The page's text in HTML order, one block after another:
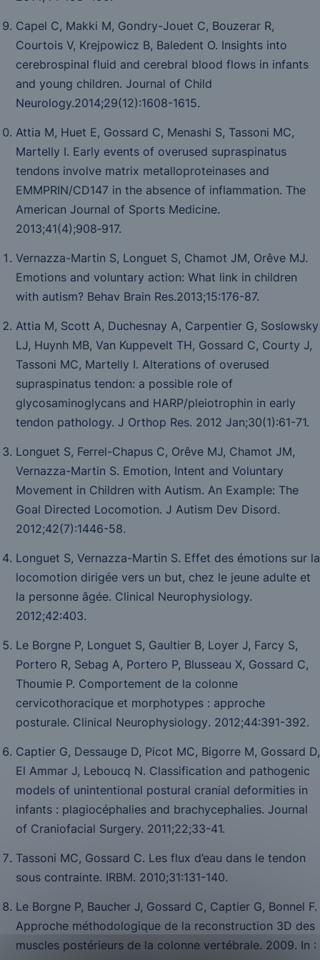
Capel C, Makki M, Gondry-Jouet C, Bouzerar R,
Courtois V, Krejpowicz B, Baledent O. Insights into
cerebrospinal fluid and cerebral blood flows in infants
and young children. Journal of Child
Neurology.2014;29(12):1608-1615.
Attia M, Huet E, Gossard C, Menashi S, Tassoni MC,
Martelly I. Early events of overused supraspinatus
tendons involve matrix metalloproteinases and
EMMPRIN/CD147 in the absence of inflammation. The
American Journal of Sports Medicine.
2013;41(4);908‑917.
Vernazza-Martin S, Longuet S, Chamot JM, Orêve MJ.
Emotions and voluntary action: What link in children
with autism? Behav Brain Res.2013;15:176-87.
Attia M, Scott A, Duchesnay A, Carpentier G, Soslowsky
LJ, Huynh MB, Van Kuppevelt TH, Gossard C, Courty J,
Tassoni MC, Martelly I. Alterations of overused
supraspinatus tendon: a possible role of
glycosaminoglycans and HARP/pleiotrophin in early
tendon pathology. J Orthop Res. 2012 Jan;30(1):61-71.
Longuet S, Ferrel-Chapus C, Orêve MJ, Chamot JM,
Vernazza-Martin S. Emotion, Intent and Voluntary
Movement in Children with Autism. An Example: The
Goal Directed Locomotion. J Autism Dev Disord.
2012;42(7):1446-58.
Longuet S, Vernazza-Martin S. Effet des émotions sur la
locomotion dirigée vers un but, chez le jeune adulte et
la personne âgée. Clinical Neurophysiology.
2012;42:403.
Le Borgne P, Longuet S, Gaultier B, Loyer J, Farcy S,
Portero R, Sebag A, Portero P, Blusseau X, Gossard C,
Thoumie P. Comportement de la colonne
cervicothoracique et morphotypes : approche
posturale. Clinical Neurophysiology. 2012;44:391-392.
Captier G, Dessauge D, Picot MC, Bigorre M, Gossard D,
El Ammar J, Leboucq N. Classification and pathogenic
models of unintentional postural cranial deformities in
infants : plagiocéphalies and brachycephalies. Journal
of Craniofacial Surgery. 2011;22;33-41.
Tassoni MC, Gossard C. Les flux d’eau dans le tendon
sous contrainte. IRBM. 2010;31:131-140.
Le Borgne P, Baucher J, Gossard C, Captier G, Bonnel F.
Approche méthodologique de la reconstruction 3D des
muscles postérieurs de la colonne vertébrale. 2009. In :